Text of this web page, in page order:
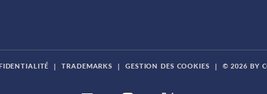
| TRADEMARKS | GESTION DES COOKIES | © 2026 BY